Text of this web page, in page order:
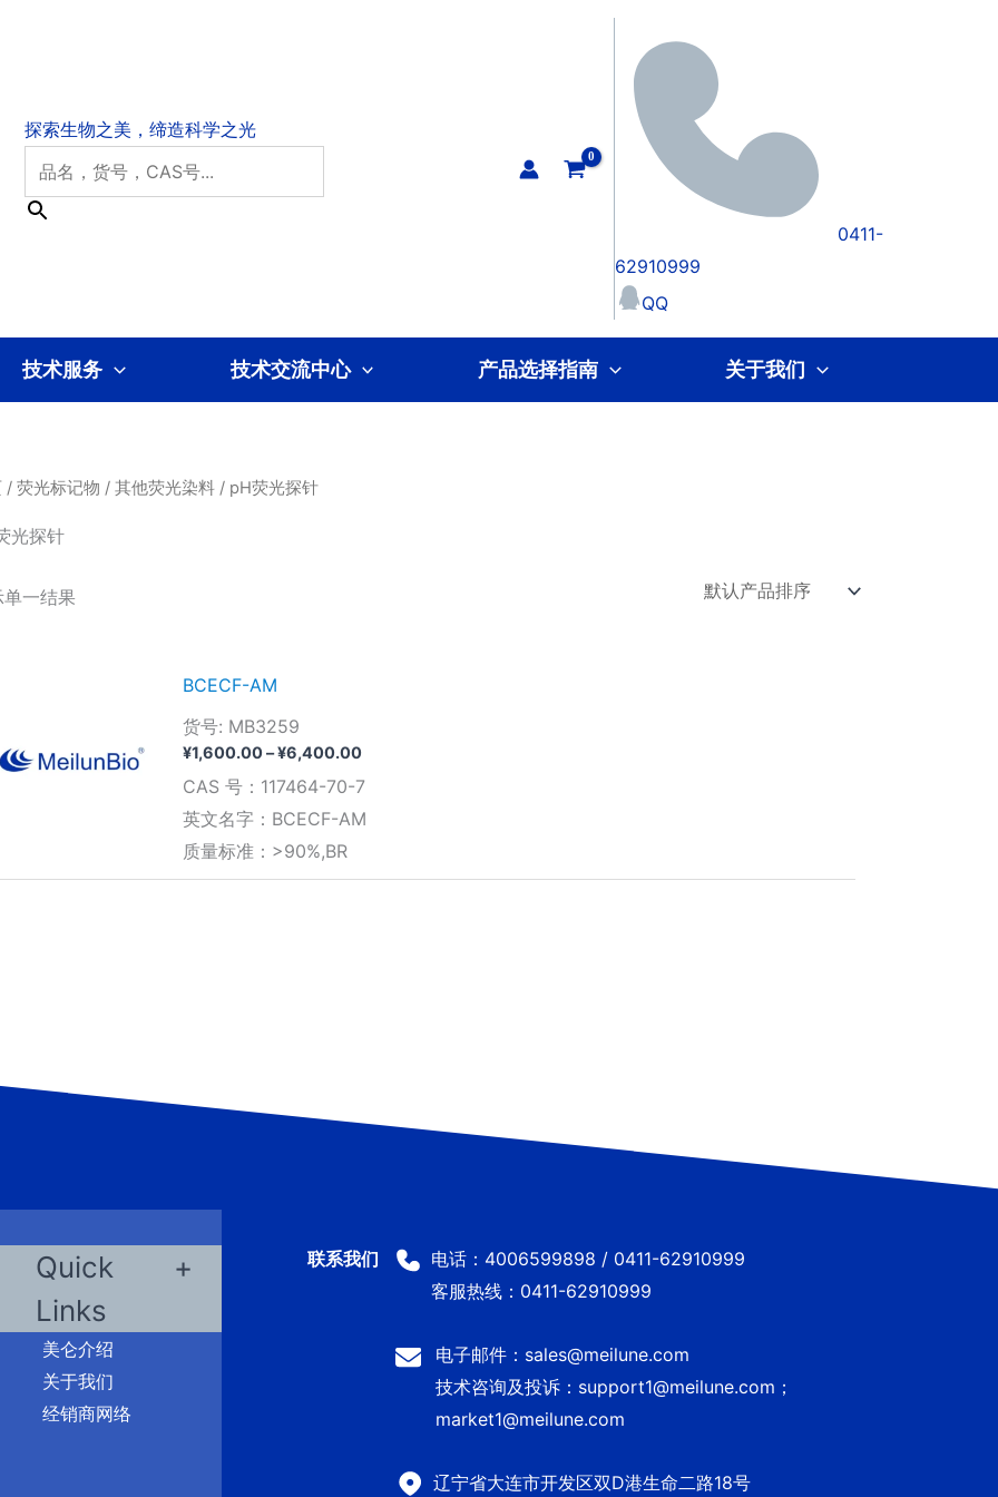
0411-
62910999
QQ
技术服务 技术交流中心 产品选择指南 关于我们
/ 荧光标记物 / 其他荧光染料 / pH荧光探针
光探针
一结果
BCECF-AM
货号: MB3259
¥1,600.00–¥6,400.00价
范
围：
¥1,600.00
CAS 号：117464-70-7
英文名字：BCECF-AM
质量标准：>90%,BR
Quick
Links
美仑介绍
关于我们
经销商网络
电话：4006599898 / 0411-62910999
客服热线：0411-62910999
电子邮件：sales@meilune.com
技术咨询及投诉：support1@meilune.com；
market1@meilune.com
辽宁省大连市开发区双D港生命二路18号